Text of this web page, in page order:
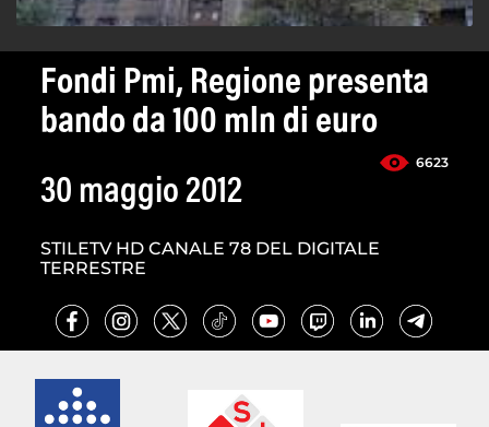
Fondi Pmi, Regione presenta
bando da 100 mln di euro
6623
30 maggio 2012
STILETV HD CANALE 78 DEL DIGITALE
TERRESTRE